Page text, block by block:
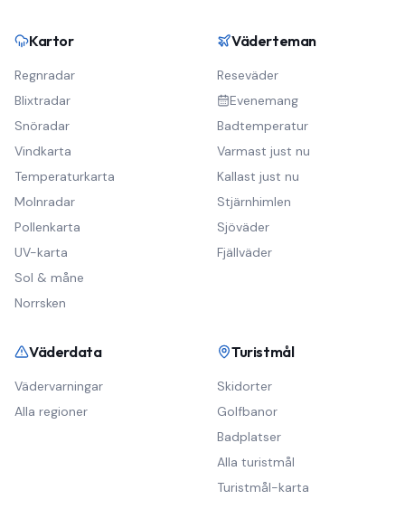
Kartor
Regnradar
Blixtradar
Snöradar
Vindkarta
Temperaturkarta
Molnradar
Pollenkarta
UV-karta
Sol & måne
Norrsken
Väderteman
Reseväder
Evenemang
Badtemperatur
Varmast just nu
Kallast just nu
Stjärnhimlen
Sjöväder
Fjällväder
Väderdata
Vädervarningar
Alla regioner
Turistmål
Skidorter
Golfbanor
Badplatser
Alla turistmål
Turistmål-karta